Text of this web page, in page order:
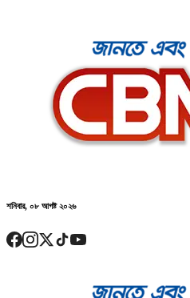
শনিবার, ০৮ আগষ্ট ২০২৬